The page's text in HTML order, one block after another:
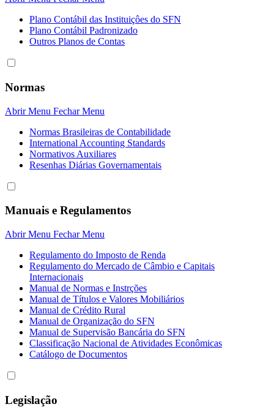
Plano Contábil das Instituiçôes do SFN
Plano Contábil Padronizado
Outros Planos de Contas
Normas
Abrir Menu Fechar Menu
Normas Brasileiras de Contabilidade
International Accounting Standards
Normativos Auxiliares
Resenhas Diárias Governamentais
Manuais e Regulamentos
Abrir Menu Fechar Menu
Regulamento do Imposto de Renda
Regulamento do Mercado de Câmbio e Capitais
Internacionais
Manual de Normas e Instrções
Manual de Títulos e Valores Mobiliários
Manual de Crédito Rural
Manual de Organização do SFN
Manual de Supervisão Bancária do SFN
Classificação Nacional de Atividades Econômicas
Catálogo de Documentos
Legislação